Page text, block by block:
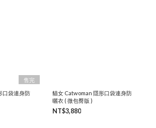
售完
口袋連身防
貓女 Catwoman 隱形口袋連身防
曬衣 ( 微包臀版 )
NT$3,880